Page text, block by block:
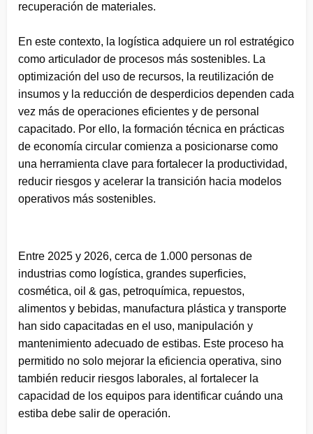
recuperación de materiales.
En este contexto, la logística adquiere un rol estratégico
como articulador de procesos más sostenibles. La
optimización del uso de recursos, la reutilización de
insumos y la reducción de desperdicios dependen cada
vez más de operaciones eficientes y de personal
capacitado. Por ello, la formación técnica en prácticas
de economía circular comienza a posicionarse como
una herramienta clave para fortalecer la productividad,
reducir riesgos y acelerar la transición hacia modelos
operativos más sostenibles.
Entre 2025 y 2026, cerca de 1.000 personas de
industrias como logística, grandes superficies,
cosmética, oil & gas, petroquímica, repuestos,
alimentos y bebidas, manufactura plástica y transporte
han sido capacitadas en el uso, manipulación y
mantenimiento adecuado de estibas. Este proceso ha
permitido no solo mejorar la eficiencia operativa, sino
también reducir riesgos laborales, al fortalecer la
capacidad de los equipos para identificar cuándo una
estiba debe salir de operación.